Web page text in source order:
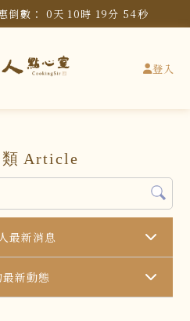
倒數：0天 10時 19分 53秒
登入
Article
最新消息
新動態